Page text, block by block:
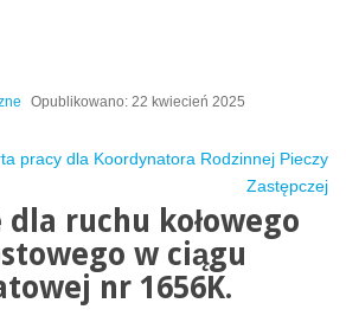
Opublikowano: 22 kwiecień 2025
pracy dla Koordynatora Rodzinnej Pieczy
Zastępczej
ruchu kołowego
w ciągu
nr 1656K.